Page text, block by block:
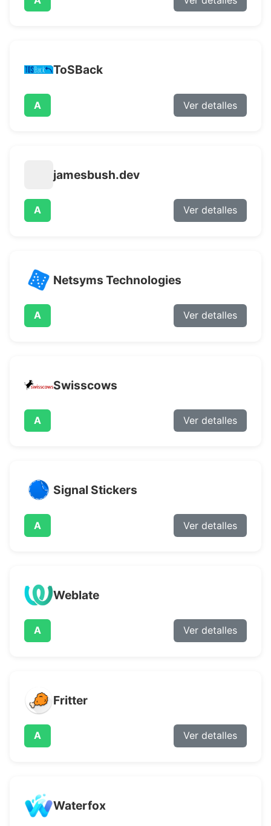
ToSBack
A Ver detalles
jamesbush.dev
A Ver detalles
Netsyms Technologies
A Ver detalles
Swisscows
A Ver detalles
Signal Stickers
A Ver detalles
Weblate
A Ver detalles
Fritter
A Ver detalles
Waterfox